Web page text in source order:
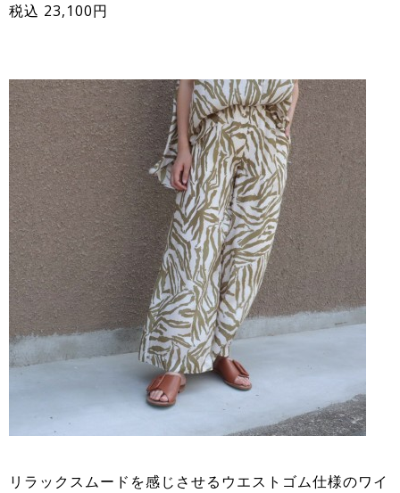
税込 23,100円
リラックスムードを感じさせるウエストゴム仕様のワイ